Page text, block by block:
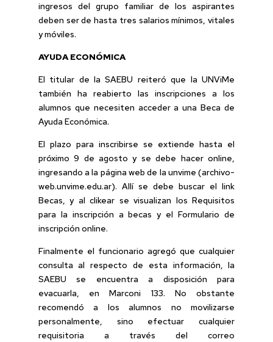
ingresos del grupo familiar de los aspirantes
deben ser de hasta tres salarios mínimos, vitales
y móviles.
AYUDA ECONÓMICA
El titular de la SAEBU reiteró que la UNViMe
también ha reabierto las inscripciones a los
alumnos que necesiten acceder a una Beca de
Ayuda Económica.
El plazo para inscribirse se extiende hasta el
próximo 9 de agosto y se debe hacer online,
ingresando a la página web de la unvime (archivo-
web.unvime.edu.ar). Allí se debe buscar el link
Becas, y al clikear se visualizan los Requisitos
para la inscripción a becas y el Formulario de
inscripción online.
Finalmente el funcionario agregó que cualquier
consulta al respecto de esta información, la
SAEBU se encuentra a disposición para
evacuarla, en Marconi 133. No obstante
recomendó a los alumnos no movilizarse
personalmente, sino efectuar cualquier
requisitoria a través del correo